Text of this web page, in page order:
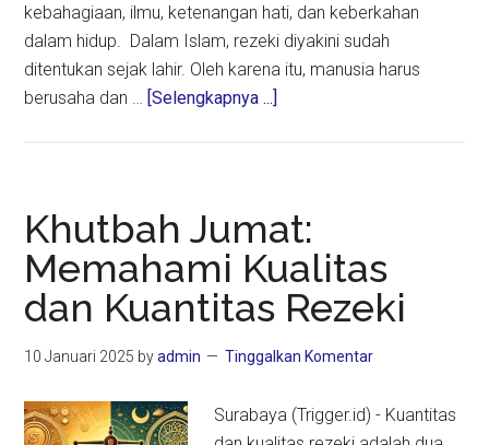
kebahagiaan, ilmu, ketenangan hati, dan keberkahan
dalam hidup. Dalam Islam, rezeki diyakini sudah
ditentukan sejak lahir. Oleh karena itu, manusia harus
berusaha dan … [Selengkapnya ...]
Rezeki
Itu
Datang
dari
Allah
Khutbah Jumat:
Memahami Kualitas
dan Kuantitas Rezeki
10 Januari 2025 byadmin Tinggalkan Komentar
Surabaya (Trigger.id) - Kuantitas